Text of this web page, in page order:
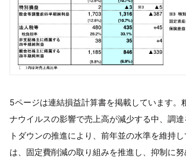
5ページは連結損益計算書を掲載しています。
ナウイルスの影響で売上高が減少する中、調
トダウンの推進により、前年並の水準を維持
は、固定費削減の取り組みを推進し、抑制に努